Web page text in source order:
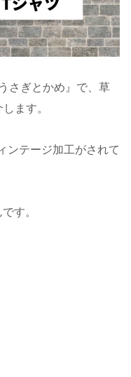
さぎとかめ』で、草
ます。
ンテージ加工がされて
す。